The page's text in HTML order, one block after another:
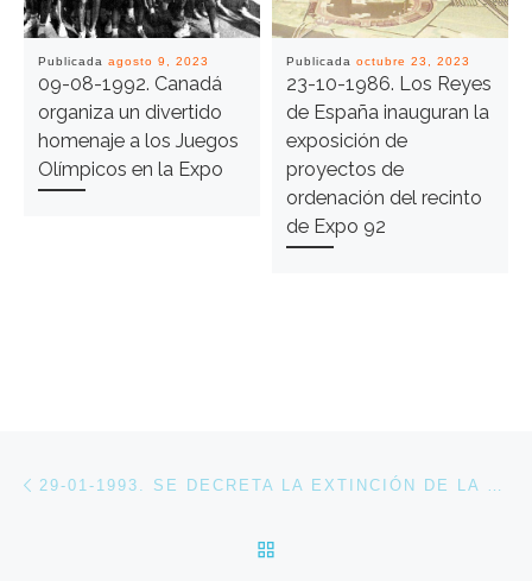
Publicada agosto 9, 2023
09-08-1992. Canadá
organiza un divertido
homenaje a los Juegos
Olímpicos en la Expo
Publicada octubre 23, 2023
23-10-1986. Los Reyes
de España inauguran la
exposición de
proyectos de
ordenación del recinto
de Expo 92
Navegación de entradas